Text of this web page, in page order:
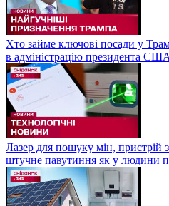
Хто займе ключові посади у
в адміністрацію президента
Лазер для пошуку мін, пристрій
штучне павутиння як у людини